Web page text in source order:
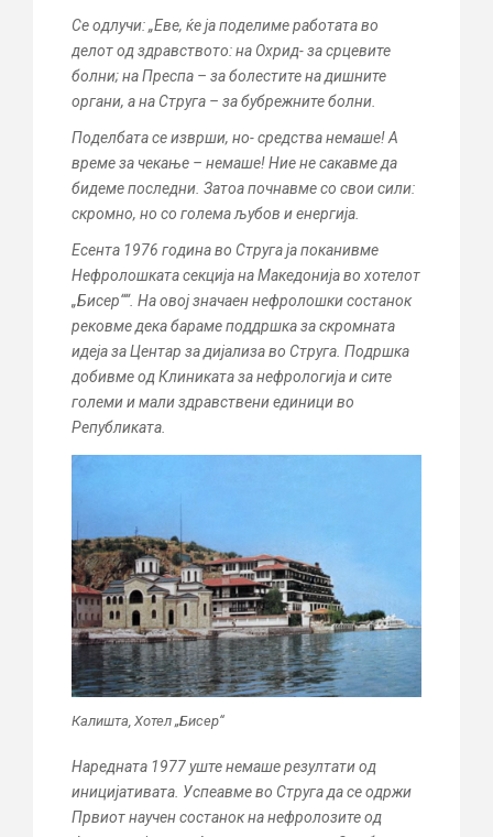
Се одлучи: „Еве, ќе ја поделиме работата во
делот од здравството: на Охрид- за срцевите
болни; на Преспа – за болестите на дишните
органи, а на Струга – за бубрежните болни.
Поделбата се изврши, но- средства немаше! А
време за чекање – немаше! Ние не сакавме да
бидеме последни. Затоа почнавме со свои сили:
скромно, но со голема љубов и енергија.
Есента 1976 година во Струга ја поканивме
Нефролошката секција на Македонија во хотелот
„Бисер““. На овој значаен нефролошки состанок
рековме дека бараме поддршка за скромната
идеја за Центар за дијализа во Струга. Подршка
добивме од Клиниката за нефрологија и сите
големи и мали здравствени единици во
Републиката.
Калишта, Хотел „Бисер“
Наредната 1977 уште немаше резултати од
иницијативата. Успеавме во Струга да се одржи
Првиот научен состанок на нефролозите од